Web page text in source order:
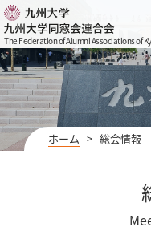
The Federation of Alumni Associations of
ホーム > 総会情報